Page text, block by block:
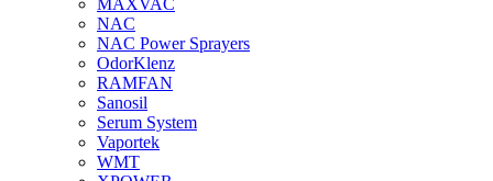
MAXVAC
NAC
NAC Power Sprayers
OdorKlenz
RAMFAN
Sanosil
Serum System
Vaportek
WMT